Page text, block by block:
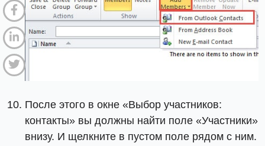
После этого в окне «Выбор участников:
контакты» вы должны найти поле «Участники»
внизу. И щелкните в пустом поле рядом с ним.